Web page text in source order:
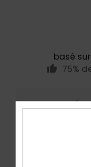
basé sur
75%